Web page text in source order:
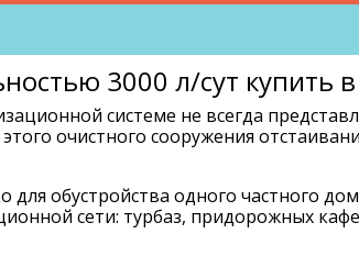
3000 л/сут
системе не всегда
очистного сооружения
обустройства одного частного
сети: турбаз, придорожных